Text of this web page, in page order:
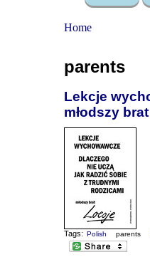
Home
parents
Lekcje
młodszy
Tags: Polish parents